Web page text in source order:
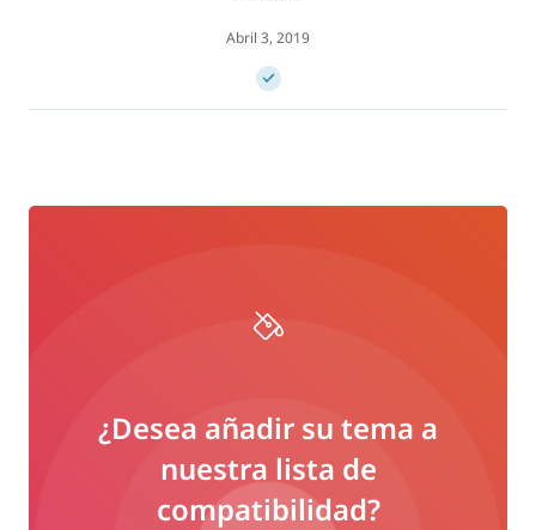
Abril 3, 2019
¿Desea añadir su tema a
nuestra lista de
compatibilidad?